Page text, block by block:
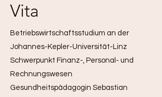
Vita
Betriebswirtschaftsstudium an der
Johannes-Kepler-Universität-Linz
Schwerpunkt Finanz-, Personal- und
Rechnungswesen
Gesundheitspädagogin Sebastian